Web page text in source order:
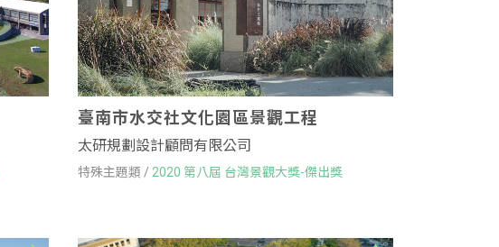
臺南市水交社文化園區景觀工程
太研規劃設計顧問有限公司
特殊主題類 / 2020 第八屆 台灣景觀大獎-傑出獎